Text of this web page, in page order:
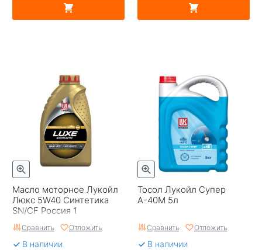
Масло моторное Лукойл
Люкс 5W40 Синтетика
SN/CF Россия 1
Сравнить Отложить
В наличии
Тосол Лукойл Супер
А-40М 5л
Сравнить Отложить
В наличии